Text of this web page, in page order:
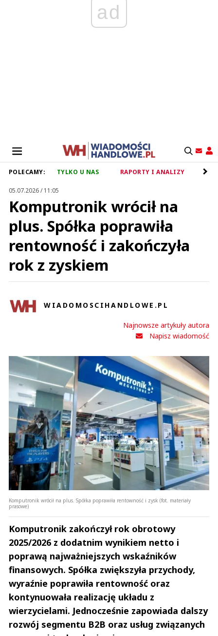
ad
POLECAMY: TYLKO U NAS RAPORTY I ANALIZY
05.07.2026 / 11:05
Komputronik wrócił na
plus. Spółka poprawiła
rentowność i zakończyła
rok z zyskiem
WIADOMOSCIHANDLOWE.PL
Najnowsze artykuły autora
Napisz wiadomość
Komputronik wrócił na plus. Spółka poprawiła rentowność i zysk (fot. materiały
prasowe)
Komputronik zakończył rok obrotowy
2025/2026 z dodatnim wynikiem netto i
poprawą najważniejszych wskaźników
finansowych. Spółka zwiększyła przychody,
wyraźnie poprawiła rentowność oraz
kontynuowała realizację układu z
wierzycielami. Jednocześnie zapowiada dalszy
rozwój segmentu B2B oraz usług związanych